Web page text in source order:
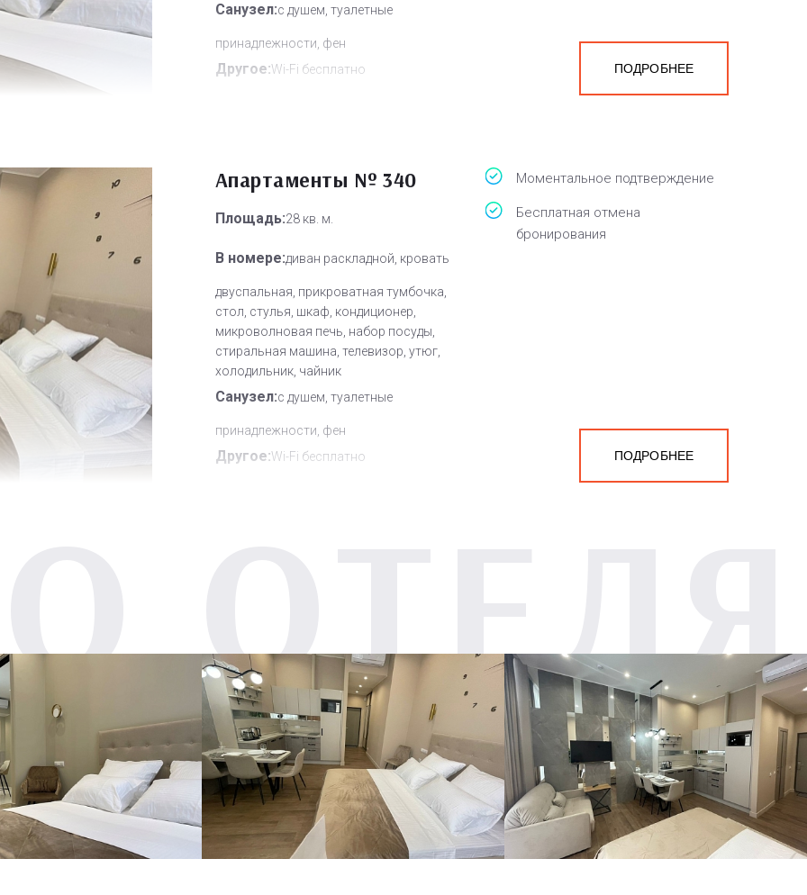
Санузел:с душем, туалетные
принадлежности, фен
Другое:Wi-Fi бесплатно ПОДРОБНЕЕ
Апартаменты № 340
Площадь:28 кв. м.
В номере:диван раскладной, кровать
двуспальная, прикроватная тумбочка,
стол, стулья, шкаф, кондиционер,
микроволновая печь, набор посуды,
стиральная машина, телевизор, утюг,
холодильник, чайник
Санузел:с душем, туалетные
принадлежности, фен
Другое:Wi-Fi бесплатно
Моментальное подтверждение
Бесплатная отмена
бронирования
ПОДРОБНЕЕ
ОТЕЛЯ